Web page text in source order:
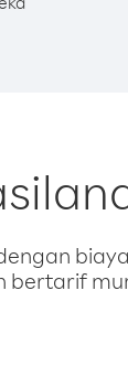
bertarif